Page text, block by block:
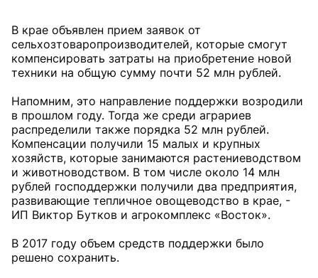
В крае объявлен прием заявок от
сельхозтоваропроизводителей, которые смогут
компенсировать затраты на приобретение новой
техники на общую сумму почти 52 млн рублей.
Напомним, это направление поддержки возродили
в прошлом году. Тогда же среди аграриев
распределили также порядка 52 млн рублей.
Компенсации получили 15 малых и крупных
хозяйств, которые занимаются растениеводством
и животноводством. В том числе около 14 млн
рублей господдержки получили два предприятия,
развивающие тепличное овощеводство в крае, -
ИП Виктор Бутков и агрокомплекс «Восток».
В 2017 году объем средств поддержки было
решено сохранить.